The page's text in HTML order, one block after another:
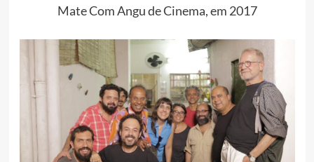
Mate Com Angu de Cinema, em 2017